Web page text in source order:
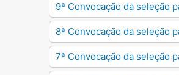
9ª Convocação da seleção
8ª Convocação da seleção
7ª Convocação da seleção